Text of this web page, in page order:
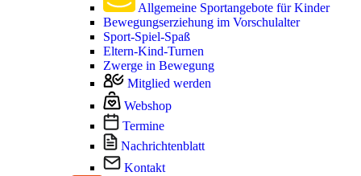
Allgemeine Sportangebote für Kinder
Bewegungserziehung im Vorschulalter
Sport-Spiel-Spaß
Eltern-Kind-Turnen
Zwerge in Bewegung
Mitglied werden
Webshop
Termine
Nachrichtenblatt
Kontakt